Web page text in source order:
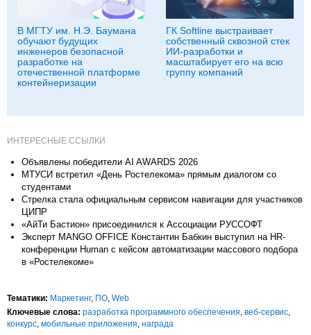
В МГТУ им. Н.Э. Баумана
обучают будущих
инженеров безопасной
разработке на
отечественной платформе
контейнеризации
ГК Softline выстраивает
собственный сквозной стек
ИИ-разработки и
масштабирует его на всю
группу компаний
ИНТЕРЕСНЫЕ ССЫЛКИ
Объявлены победители AI AWARDS 2026
МТУСИ встретил «День Ростелекома» прямым диалогом со
студентами
Стрелка стала официальным сервисом навигации для участников
ЦИПР
«АйТи Бастион» присоединился к Ассоциации РУССОФТ
Эксперт MANGO OFFICE Константин Бабкин выступил на HR-
конференции Human с кейсом автоматизации массового подбора
в «Ростелекоме»
Тематики: Маркетинг, ПО Web
Ключевые слова: разработка программного обеспечения веб-сервис
конкурс мобильные приложения награда